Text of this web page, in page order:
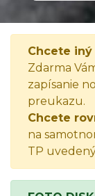
Chcete iný
Zdarma
zapísanie
preukazu.
Chcete
na
TP